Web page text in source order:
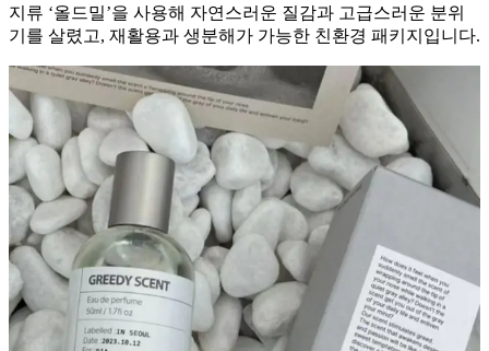
지류 ‘올드밀’을 사용해 자연스러운 질감과 고급스러운 분위
기를 살렸고, 재활용과 생분해가 가능한 친환경 패키지입니다.